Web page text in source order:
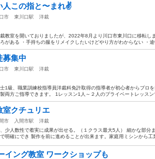
人この指と〜まれ✌️
市 東川口駅
洋裁
教室を開いておりましたが、2022年8月より川口市東川口に移転し
がある ・手持ちの服をリメイクしたいけどやり方がわからない ・途
募集中
市 東川口駅
洋裁
1級、職業訓練校指導員洋裁科免許取得の指導者が初心者からプロを
両方ご指導できます。 1レッスン1人～２人のプライベートレッスン
室クチュリエ
市 入間市駅
洋裁
少人数性で着実に成果が出せる。（１クラス最大5人） 細かな部分
明確にでき 製作を前に進めることが出来ます。家庭用ミシンから工
イング教室 ワークショップも